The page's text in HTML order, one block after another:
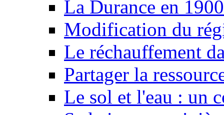
La Durance en 1900
Modification du
Le réchauffement
Partager la
Le sol et l'eau : un